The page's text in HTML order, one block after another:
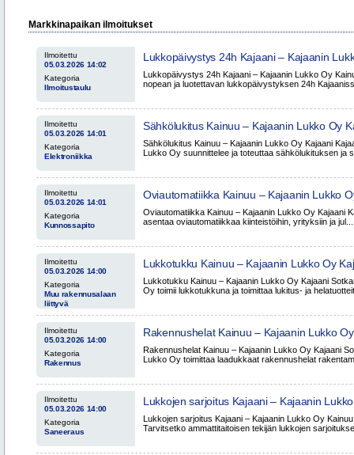
Markkinapaikan ilmoitukset
Ilmoitettu
05.03.2026 14:02
Kategoria
Ilmoitustaulu
Lukkopäivystys 24h Kajaani – Kajaanin
Lukkopäivystys 24h Kajaani – Kajaanin Lukko Oy
nopean ja luotettavan lukkopäivystyksen 24h
Ilmoitettu
05.03.2026 14:01
Kategoria
Elektroniikka
Sähkölukitus Kainuu – Kajaanin Lukko Oy
Vuokatti
Sähkölukitus Kainuu – Kajaanin Lukko Oy Kajaani
Lukko Oy suunnittelee ja toteuttaa sähkölukituksen ja
Ilmoitettu
05.03.2026 14:01
Kategoria
Kunnossapito
Oviautomatiikka Kainuu – Kajaanin Lukko
Oviautomatiikka Kainuu – Kajaanin Lukko Oy Kajaani
asentaa oviautomatiikkaa kiinteistöihin, yrityksiin ja jul...
Ilmoitettu
05.03.2026 14:00
Kategoria
Muu rakennusalaan
liittyvä
Lukkotukku Kainuu – Kajaanin Lukko Oy
Lukkotukku Kainuu – Kajaanin Lukko Oy Kajaani
Oy toimii lukkotukkuna ja toimittaa lukitus- ja
Ilmoitettu
05.03.2026 14:00
Kategoria
Rakennus
Rakennushelat Kainuu – Kajaanin Lukko
Vuokatti
Rakennushelat Kainuu – Kajaanin Lukko Oy Kajaani
Lukko Oy toimittaa laadukkaat rakennushelat
Ilmoitettu
05.03.2026 14:00
Kategoria
Saneeraus
Lukkojen sarjoitus Kajaani – Kajaanin
Vuokatti
Lukkojen sarjoitus Kajaani – Kajaanin Lukko Oy
Tarvitsetko ammattitaitoisen tekijän lukkojen